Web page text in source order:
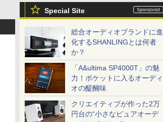
Special Site
総合オーディオブランドに進
化するSHANLINGとは何者
か？
「A&ultima SP4000T」の魅
力！ポケットに入るオーディ
オの醍醐味
クリエイティブが作った2万
円台の“小さなピュアオーデ